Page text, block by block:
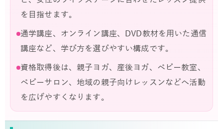
を目指せます。
通学講座、オンライン講座、DVD教材を用いた通信
講座など、学び方を選びやすい構成です。
資格取得後は、親子ヨガ、産後ヨガ、ベビー教室、
ベビーサロン、地域の親子向けレッスンなどへ活動
を広げやすくなります。